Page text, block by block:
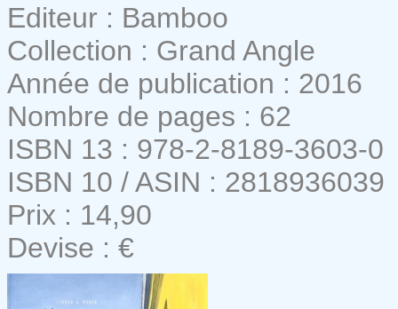
Editeur : Bamboo
Collection : Grand Angle
Année de publication : 2016
Nombre de pages : 62
ISBN 13 : 978-2-8189-3603-0
ISBN 10 / ASIN : 2818936039
Prix : 14,90
Devise : €